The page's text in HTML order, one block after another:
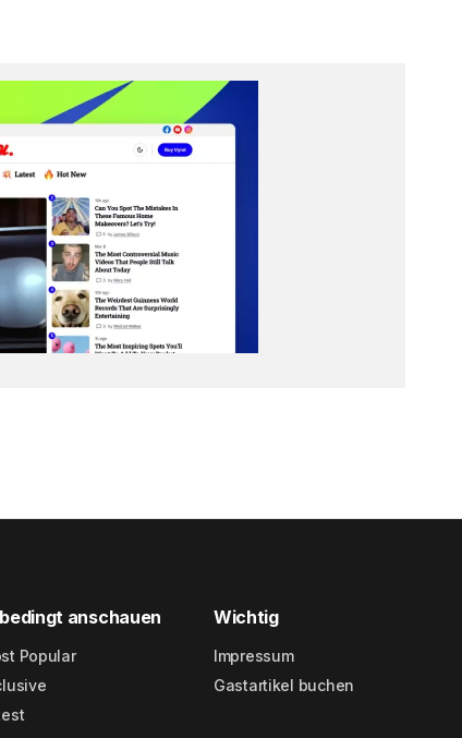
anschauen
Popular
Wichtig
Impressum
Gastartikel buchen